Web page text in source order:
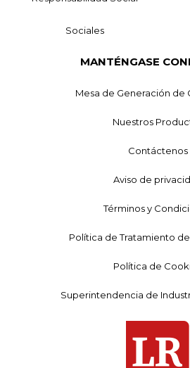
Sociales
MANTÉNGASE
Mesa de Generación de
Nuestros
Contáctenos
Aviso de
Términos y
Política de Tratamiento
Política de
Superintendencia de